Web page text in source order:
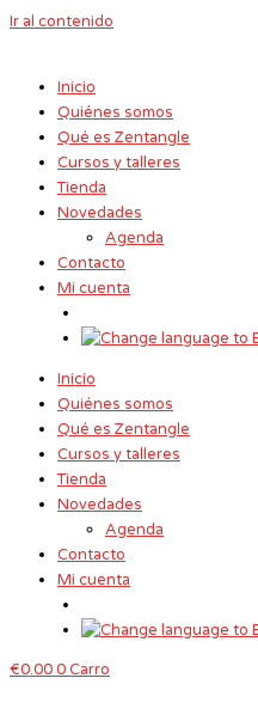
Ir al contenido
Inicio
Quiénes somos
Qué es Zentangle
Cursos y talleres
Tienda
Novedades
Agenda
Contacto
Mi cuenta
Inicio
Quiénes somos
Qué es Zentangle
Cursos y talleres
Tienda
Novedades
Agenda
Contacto
Mi cuenta
€0.000Carro